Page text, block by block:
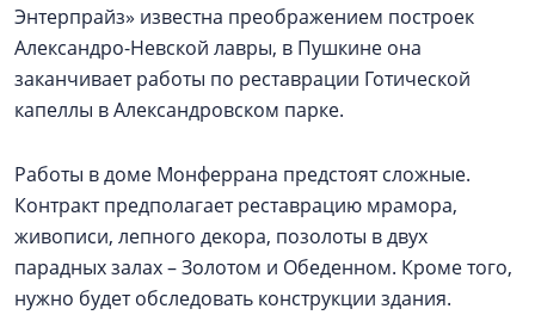
Энтерпрайз» известна преображением построек
Александро-Невской лавры, в Пушкине она
заканчивает работы по реставрации Готической
капеллы в Александровском парке.
Работы в доме Монферрана предстоят сложные.
Контракт предполагает реставрацию мрамора,
живописи, лепного декора, позолоты в двух
парадных залах – Золотом и Обеденном. Кроме того,
нужно будет обследовать конструкции здания.